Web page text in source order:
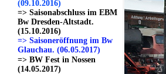
(09.10.2016)
=> Saisonabschluss im EBM
Bw Dresden-Altstadt.
(15.10.2016)
=> Saisoneröffnung im Bw
Glauchau. (06.05.2017)
=> BW Fest in Nossen
(14.05.2017)